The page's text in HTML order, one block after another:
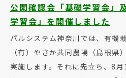
公開確認会「基礎学習会」
学習会」を開催しました
パルシステム神奈川では、有機
（有）やさか共同農場（島根県
実施します。それに先立ち、8